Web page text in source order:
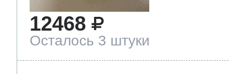
12468
Осталось 3 штуки